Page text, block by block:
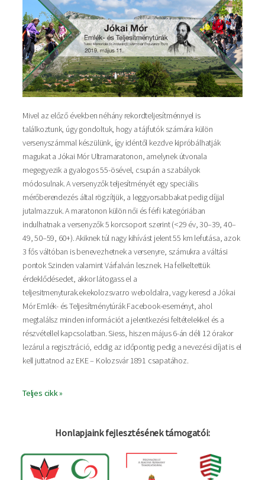
Mivel az előző években néhány rekordteljesítménnyel is
találkoztunk, úgy gondoltuk, hogy a tájfutók számára külön
versenyszámmal készülünk, így idéntől kezdve kipróbálhatják
magukat a Jókai Mór Ultramaratonon, amelynek útvonala
megegyezik a gyalogos 55-ösével, csupán a szabályok
módosulnak. A versenyzők teljesítményét egy speciális
mérőberendezés által rögzítjük, a leggyorsabbakat pedig díjjal
jutalmazzuk. A maratonon külön női és férfi kategóriában
indulhatnak a versenyzők 5 korcsoport szerint (<29 év, 30–39, 40–
49, 50–59, 60+). Akiknek túl nagy kihívást jelent 55 km lefutása, azok
3 fős váltóban is benevezhetnek a versenyre, számukra a váltási
pontok Szinden valamint Várfalván lesznek. Ha felkeltettük
érdeklődésedet, akkor látogass el a
teljesitmenyturak.ekekolozsvar.ro weboldalra, vagy keresd a Jókai
Mór Emlék- és Teljesítménytúrák Facebook-eseményt, ahol
megtalálsz minden információt a jelentkezési feltételekkel és a
részvétellel kapcsolatban. Siess, hiszen május 6-án déli 12 órakor
lezárul a regisztráció, eddig az időpontig pedig a nevezési díjat is el
kell juttatnod az EKE – Kolozsvár 1891 csapatához.
Teljes cikk »
Honlapjaink fejlesztésének támogatói: